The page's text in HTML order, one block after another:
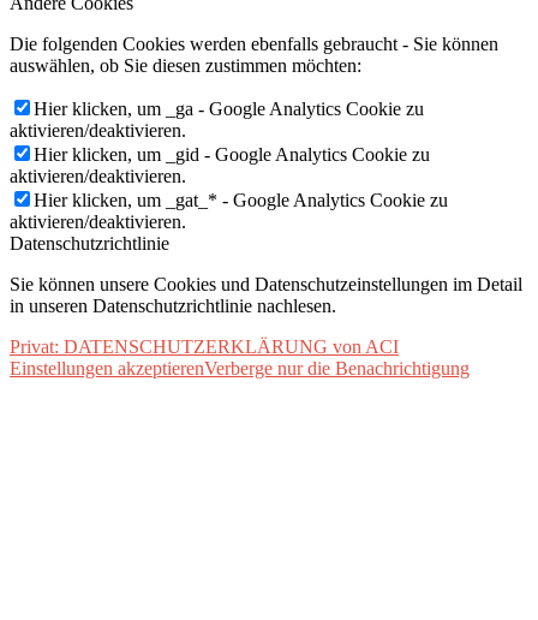
Die folgenden Cookies werden ebenfalls gebraucht - Sie können
auswählen, ob Sie diesen zustimmen möchten:
Hier klicken, um _ga - Google Analytics Cookie zu
aktivieren/deaktivieren.
Hier klicken, um _gid - Google Analytics Cookie zu
aktivieren/deaktivieren.
Hier klicken, um _gat_* - Google Analytics Cookie zu
aktivieren/deaktivieren.
Datenschutzrichtlinie
Sie können unsere Cookies und Datenschutzeinstellungen im Detail
in unseren Datenschutzrichtlinie nachlesen.
Privat: DATENSCHUTZERKLÄRUNG von ACI
Einstellungen akzeptierenVerberge nur die Benachrichtigung